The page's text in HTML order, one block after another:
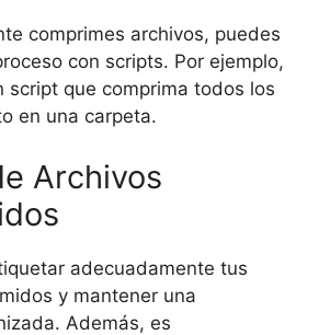
comprimes archivos, puedes
con scripts. Por ejemplo,
script que comprima todos los
en una carpeta.
Archivos
adecuadamente tus
y mantener una
Además, es